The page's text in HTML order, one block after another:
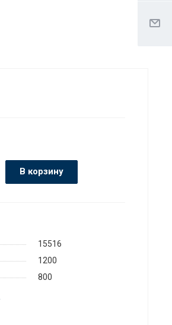
В корзину
15516
1200
800